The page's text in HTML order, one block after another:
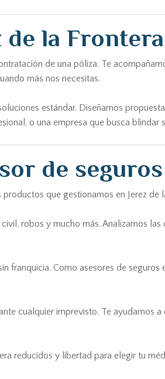
la
de una póliza. Te
más nos necesitas.
estándar. Diseñamos
o una empresa que busca blindar
de
que gestionamos en Jerez de
robos y mucho más. Analizamos
franquicia. Como asesores de
cualquier imprevisto. Te ayudamos
reducidos y libertad para elegir tu